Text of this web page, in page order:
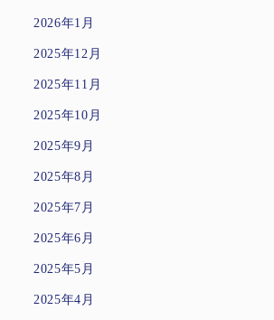
2026年1月
2025年12月
2025年11月
2025年10月
2025年9月
2025年8月
2025年7月
2025年6月
2025年5月
2025年4月